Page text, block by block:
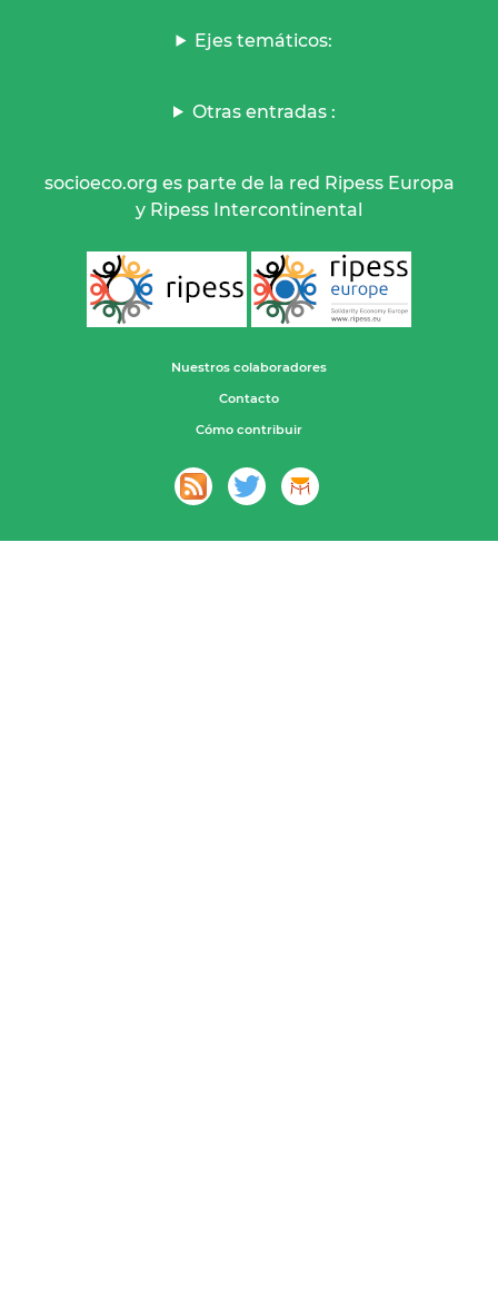
Ejes temáticos:
Otras entradas :
socioeco.org es parte de la red Ripess Europa
y Ripess Intercontinental
Nuestros colaboradores
Contacto
Cómo contribuir